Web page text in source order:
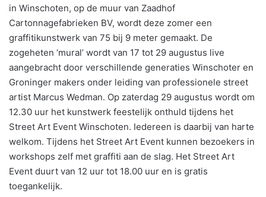
in Winschoten, op de muur van Zaadhof
Cartonnagefabrieken BV, wordt deze zomer een
graffitikunstwerk van 75 bij 9 meter gemaakt. De
zogeheten ‘mural’ wordt van 17 tot 29 augustus live
aangebracht door verschillende generaties Winschoter en
Groninger makers onder leiding van professionele street
artist Marcus Wedman. Op zaterdag 29 augustus wordt om
12.30 uur het kunstwerk feestelijk onthuld tijdens het
Street Art Event Winschoten. Iedereen is daarbij van harte
welkom. Tijdens het Street Art Event kunnen bezoekers in
workshops zelf met graffiti aan de slag. Het Street Art
Event duurt van 12 uur tot 18.00 uur en is gratis
toegankelijk.